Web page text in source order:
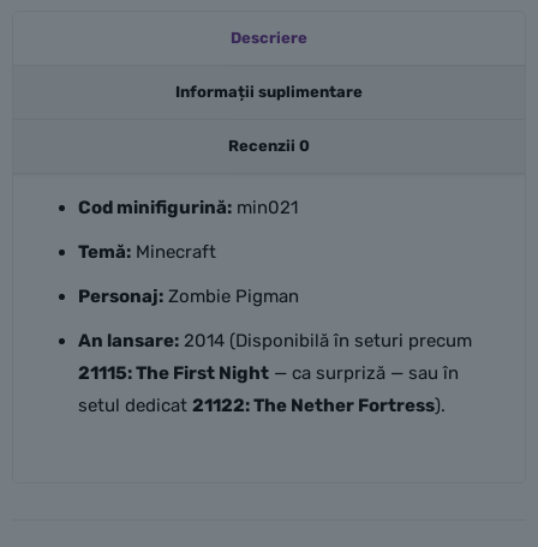
Descriere
Informații suplimentare
Recenzii 0
Cod minifigurină:min021
Temă:Minecraft
Personaj:Zombie Pigman
An lansare:2014 (Disponibilă în seturi precum
21115: The First Night— ca surpriză — sau în
setul dedicat 21122: The Nether Fortress).